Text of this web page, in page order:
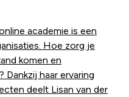
academie is een
Hoe zorg je
komen en
haar ervaring
deelt Lisan van der